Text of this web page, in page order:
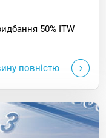
50% ITW
повністю